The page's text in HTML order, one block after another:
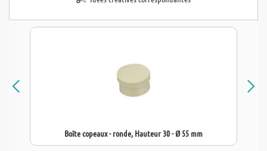
Boîte copeaux - ronde, Hauteur 30 - Ø 55 mm